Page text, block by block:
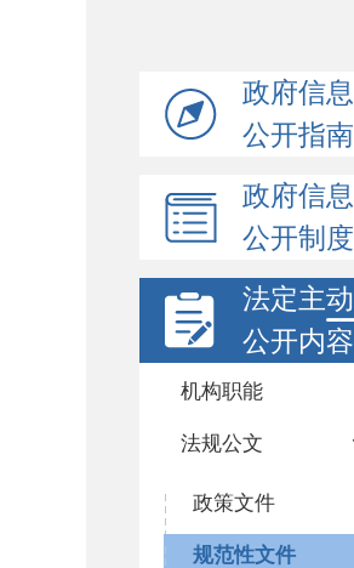
政府信息
公开指南
政府信息
公开制度
法定主动
公开内容
机构职能
法规公文
政策文件
规范性文件